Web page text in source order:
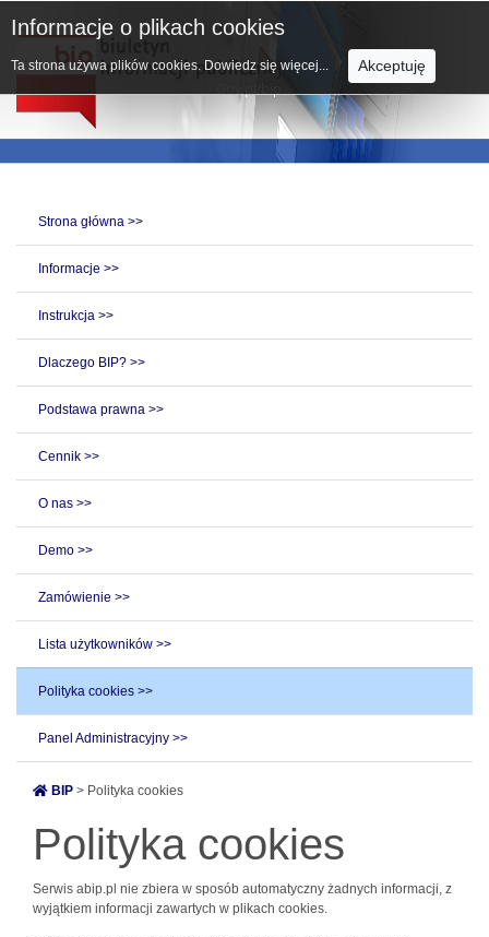
Strona główna >>
Informacje >>
Instrukcja >>
Dlaczego BIP? >>
Podstawa prawna >>
Cennik >>
O nas >>
Demo >>
Zamówienie >>
Lista użytkowników >>
Polityka cookies >>
Panel Administracyjny >>
BIP > Polityka cookies
Polityka cookies
Serwis abip.pl nie zbiera w sposób automatyczny żadnych informacji, z
wyjątkiem informacji zawartych w plikach cookies.
Informacje o plikach cookies
Ta strona używa plików cookies. Dowiedz się więcej... Akceptuję